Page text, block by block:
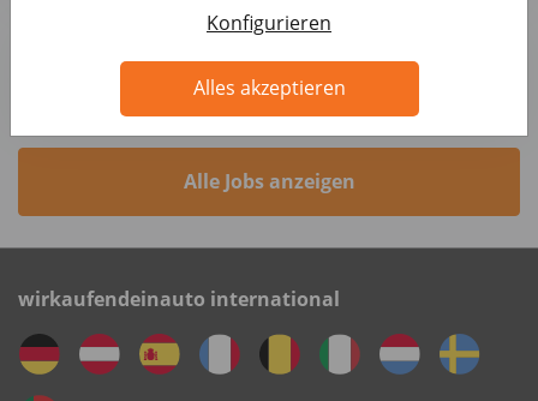
Konfigurieren
Alles akzeptieren
Addetto/a Acquisti Auto Monza-Villasanta
KFZ Positionen • Italien, Monza
Alle Jobs anzeigen
wirkaufendeinauto international